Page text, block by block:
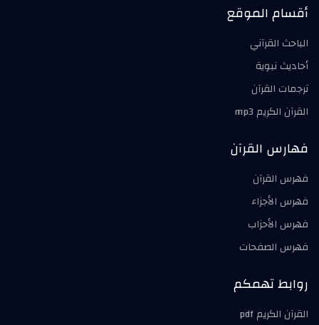
أقسام الموقع
الباحث القرآني
أحاديث نبوية
ترجمات القرآن
القرآن الكريم mp3
فهارس القرآن
فهرس القرآن
فهرس الأجزاء
فهرس الأحزاب
فهرس الصفحات
روابط تهمكم
القرآن الكريم pdf